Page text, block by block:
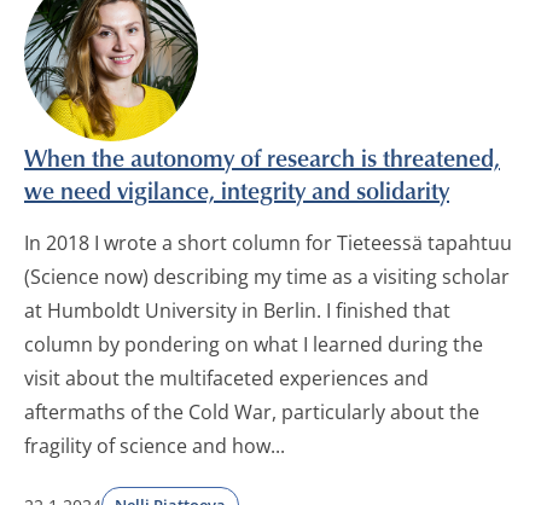
When the autonomy of research is threatened,
we need vigilance, integrity and solidarity
In 2018 I wrote a short column for Tieteessä tapahtuu
(Science now) describing my time as a visiting scholar
at Humboldt University in Berlin. I finished that
column by pondering on what I learned during the
visit about the multifaceted experiences and
aftermaths of the Cold War, particularly about the
fragility of science and how...